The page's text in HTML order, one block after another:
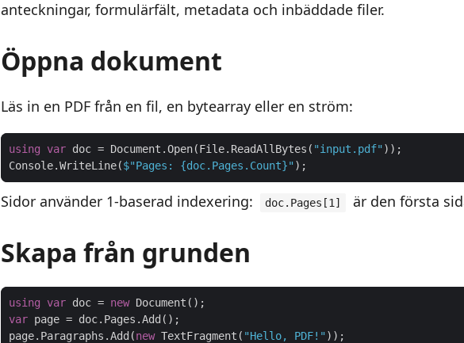
anteckningar, formulärfält, metadata och inbäddade filer.
Öppna dokument
Läs in en PDF från en fil, en bytearray eller en ström:
using var doc = Document.Open(File.ReadAllBytes( "input.pdf"
Console.WriteLine($"Pages: {doc.Pages.Count}"
Sidor använder 1-baserad indexering: doc.Pages[1] är den första
Skapa från grunden
using var doc = new
var
page.Paragraphs.Add(new TextFragment( "Hello, PDF!"